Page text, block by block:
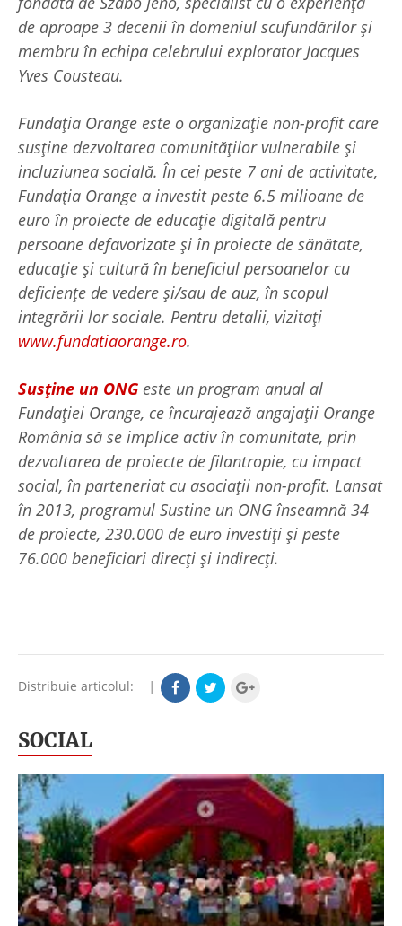
de aproape 3 decenii în domeniul scufundărilor și
membru în echipa celebrului explorator Jacques
Yves Cousteau.
Fundaţia Orange este o organizaţie non-profit care
susține dezvoltarea comunităților vulnerabile și
incluziunea socială. În cei peste 7 ani de activitate,
Fundaţia Orange a investit peste 6.5 milioane de
euro în proiecte de educaţie digitală pentru
persoane defavorizate şi în proiecte de sănătate,
educaţie și cultură în beneficiul persoanelor cu
deficienţe de vedere şi/sau de auz, în scopul
integrării lor sociale. Pentru detalii, vizitaţi
www.fundatiaorange.ro.
Susține un ONG este un program anual al
Fundației Orange, ce încurajează angajații Orange
România să se implice activ în comunitate, prin
dezvoltarea de proiecte de filantropie, cu impact
social, în parteneriat cu asociații non-profit. Lansat
în 2013, programul Sustine un ONG înseamnă 34
de proiecte, 230.000 de euro investiți și peste
76.000 beneficiari direcți și indirecți.
Distribuie articolul: |
SOCIAL